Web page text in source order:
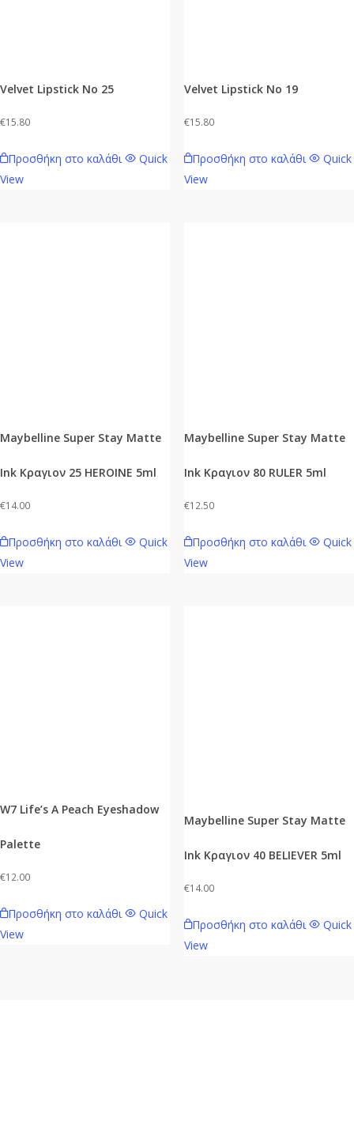
Velvet Lipstick No 25
€15.80
Προσθήκη στο καλάθι
Quick
View
Velvet Lipstick No 19
€15.80
Προσθήκη στο καλάθι
Quick
View
Maybelline Super Stay Matte
Ink Κραγιον 25 HEROINE 5ml
€14.00
Προσθήκη στο καλάθι
Quick
View
Maybelline Super Stay Matte
Ink Κραγιον 80 RULER 5ml
€12.50
Προσθήκη στο καλάθι
Quick
View
W7 Life’s A Peach Eyeshadow
Palette
€12.00
Προσθήκη στο καλάθι
Quick
View
Maybelline Super Stay Matte
Ink Κραγιον 40 BELIEVER 5ml
€14.00
Προσθήκη στο καλάθι
Quick
View